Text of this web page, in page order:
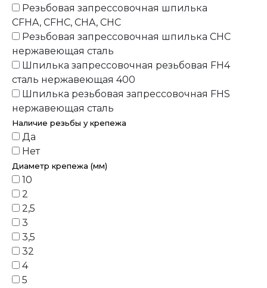
Резьбовая запрессовочная шпилька
CFHA, CFHC, CHA, CHC
Резьбовая запрессовочная шпилька CHC
нержавеющая сталь
Шпилька запрессовочная резьбовая FH4
сталь нержавеющая 400
Шпилька резьбовая запрессовочная FHS
нержавеющая сталь
Наличие резьбы у крепежа
Да
Нет
Диаметр крепежа (мм)
10
2
2,5
3
3,5
32
4
5